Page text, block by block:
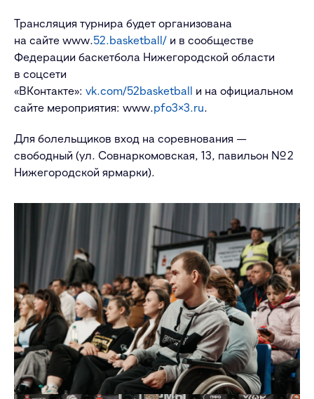
Трансляция турнира будет организована
на сайте www.52.basketball/ и в сообществе
Федерации баскетбола Нижегородской области
в соцсети
«ВКонтакте»: vk.com/52basketball и на официальном
сайте мероприятия: www.pfo3×3.ru.
Для болельщиков вход на соревнования —
свободный (ул. Совнаркомовская, 13, павильон № 2
Нижегородской ярмарки).